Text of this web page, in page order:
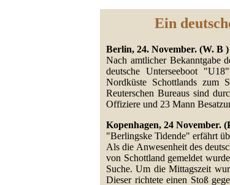
Ein
Berlin, 24. November. (W. B )
Nach amtlicher Bekanntgabe
deutsche Unterseeboot
Nordküste Schottlands zum
Reuterschen Bureaus sind
Offiziere und 23 Mann
Kopenhagen, 24 November.
"Berlingske Tidende" erfährt
Als die Anwesenheit des
von Schottland gemeldet
Suche. Um die Mittagszeit
Dieser richtete einen Stoß